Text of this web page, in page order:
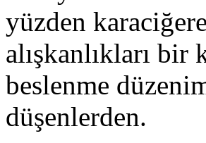
yüzden
alışkanlıkları bir
beslenme
düşenlerden.